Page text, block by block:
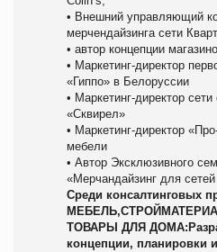
• Внешний управляющий
мерчендайзинга сети
• автор концепции
• Маркетинг-директор
«Гиппо» в Белоруссии
• Маркетинг-директор
«Сквирел»
• Маркетинг-директор
мебели
• Автор Эксклюзивного
«Мерчандайзинг для
Среди консалтинговых
ТОВАРЫ ДЛЯ ДОМА:
концепции, планировки